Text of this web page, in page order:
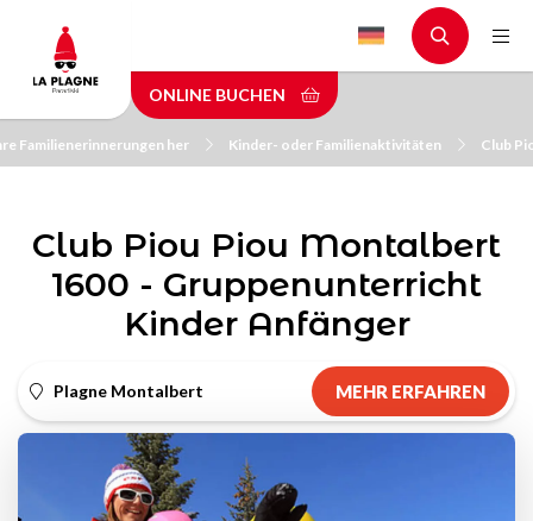
main
content
ONLINE BUCHEN
Familienerinnerungen her Kinder- oder Familienaktivitäten Club
Club Piou Piou Montalbert
1600 - Gruppenunterricht
Kinder Anfänger
Plagne Montalbert MEHR ERFAHREN